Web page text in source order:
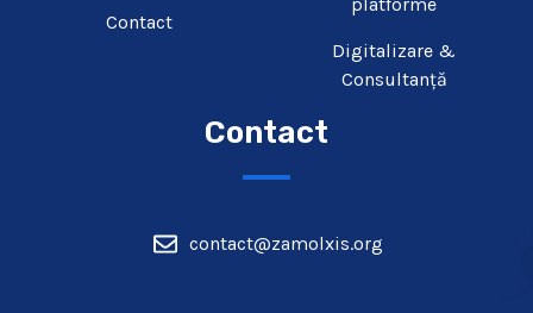
Contact
Digitalizare &
Consultanță
Contact
contact@zamolxis.org